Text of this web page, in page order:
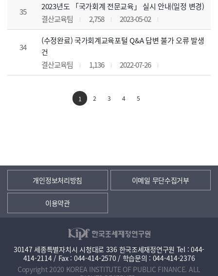
35
2023년도 「국가회계 전문교육」 실시 안내(일정 변경)
결산교육팀
2,758 2023-05-02
34
(수정완료) 국가회계교육포털 Q&A 답변 불가 오류 발생
건
결산교육팀
1,136 2022-07-26
1 2 3 4 5
개인정보처리방침 이메일 무단수집거부
이용약관
30147 세종특별자치시 시청대로 336 한국조세재정연구원 Tel : 044-
414-2114 / Fax : 044-414-2570 / 학습문의 : 044-414-2376
Copyright 2020 KOREA INSTITUTE OF PUBLIC FINANCE. ALL